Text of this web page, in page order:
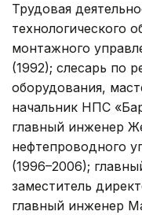
Трудовая
технологического
монтажного
(1992); слесарь по
оборудования,
начальник НПС
главный инженер
нефтепроводного
(1996–2006);
заместитель
главный инженер